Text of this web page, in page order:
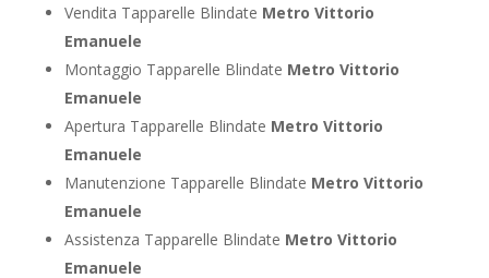
Vendita Tapparelle Blindate Metro Vittorio
Emanuele
Montaggio Tapparelle Blindate Metro Vittorio
Emanuele
Apertura Tapparelle Blindate Metro Vittorio
Emanuele
Manutenzione Tapparelle Blindate Metro Vittorio
Emanuele
Assistenza Tapparelle Blindate Metro Vittorio
Emanuele